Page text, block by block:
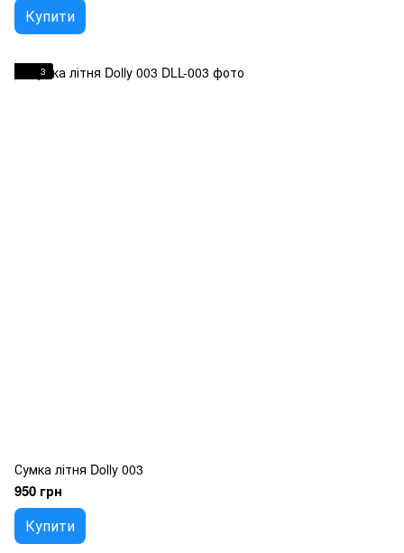
Купити
3
Сумка літня Dolly 003
950 грн
Купити